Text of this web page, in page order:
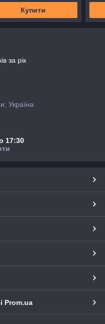
Купити
за рік
Україна
17:30
Prom.ua